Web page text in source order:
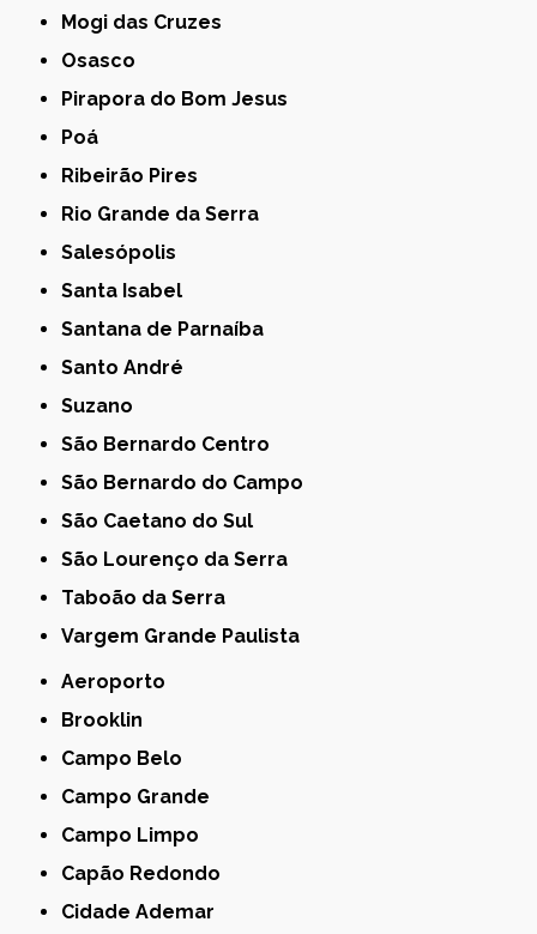
Mogi das Cruzes
Osasco
Pirapora do Bom Jesus
Poá
Ribeirão Pires
Rio Grande da Serra
Salesópolis
Santa Isabel
Santana de Parnaíba
Santo André
Suzano
São Bernardo Centro
São Bernardo do Campo
São Caetano do Sul
São Lourenço da Serra
Taboão da Serra
Vargem Grande Paulista
Aeroporto
Brooklin
Campo Belo
Campo Grande
Campo Limpo
Capão Redondo
Cidade Ademar